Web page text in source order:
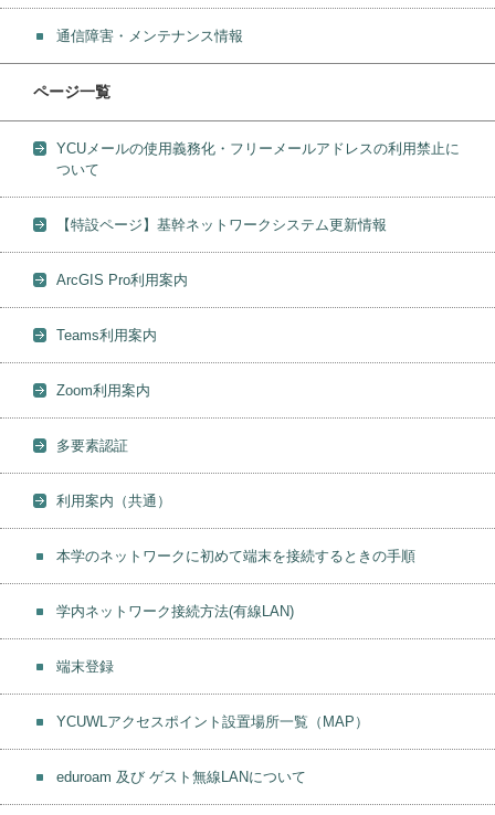
通信障害・メンテナンス情報
ページ一覧
YCUメールの使用義務化・フリーメールアドレスの利用禁止に
ついて
【特設ページ】基幹ネットワークシステム更新情報
ArcGIS Pro利用案内
Teams利用案内
Zoom利用案内
多要素認証
利用案内（共通）
本学のネットワークに初めて端末を接続するときの手順
学内ネットワーク接続方法(有線LAN)
端末登録
YCUWLアクセスポイント設置場所一覧（MAP）
eduroam 及び ゲスト無線LANについて